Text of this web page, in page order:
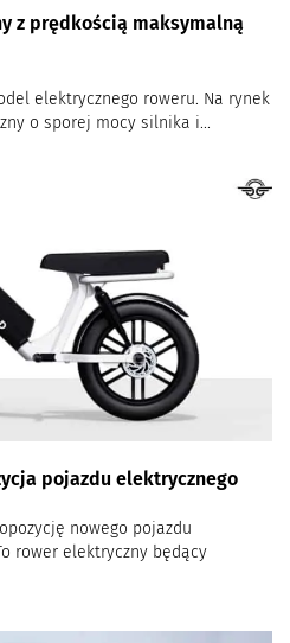
z prędkością maksymalną
elektrycznego roweru. Na rynek
o sporej mocy silnika i...
pojazdu elektrycznego
nowego pojazdu
rower elektryczny będący